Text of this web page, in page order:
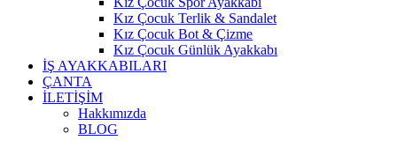
Kız Çocuk Terlik & Sandalet
Kız Çocuk Bot & Çizme
Kız Çocuk Günlük Ayakkabı
İŞ AYAKKABILARI
ÇANTA
İLETİŞİM
Hakkımızda
BLOG